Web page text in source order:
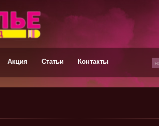
Акция Статьи Контакты